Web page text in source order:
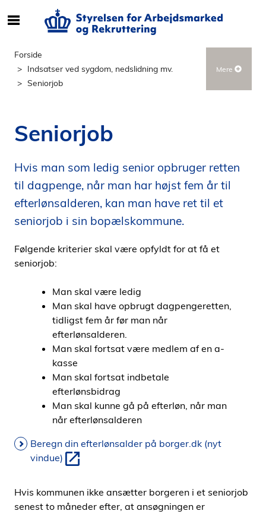
e
f
i
d
o
l
d
å
s
Forside
Indsatser ved sygdom, nedslidning mv.
Seniorjob
Mere
Seniorjob
Hvis man som ledig senior opbruger retten
til dagpenge, når man har højst fem år til
efterlønsalderen, kan man have ret til et
seniorjob i sin bopælskommune.
Følgende kriterier skal være opfyldt for at få et
seniorjob:
Man skal være ledig
Man skal have opbrugt dagpengeretten,
tidligst fem år før man når
efterlønsalderen.
Man skal fortsat være medlem af en a-
kasse
Man skal fortsat indbetale
efterlønsbidrag
Man skal kunne gå på efterløn, når man
når efterlønsalderen
Beregn din efterlønsalder på borger.dk (nyt
vindue)
Hvis kommunen ikke ansætter borgeren i et seniorjob
senest to måneder efter, at ansøgningen er